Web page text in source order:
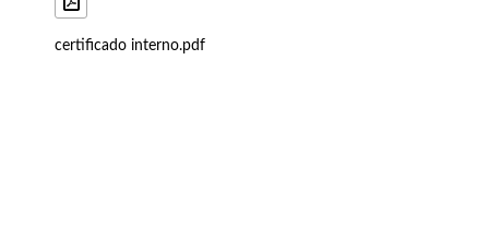
certificado interno.pdf